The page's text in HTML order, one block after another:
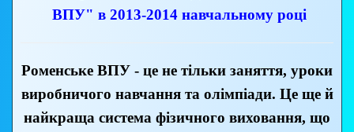
ВПУ" в 2013-2014 навчальному році
Роменське ВПУ - це не тільки заняття, уроки
виробничого навчання та олімпіади. Це ще й
найкраща система фізичного виховання, що